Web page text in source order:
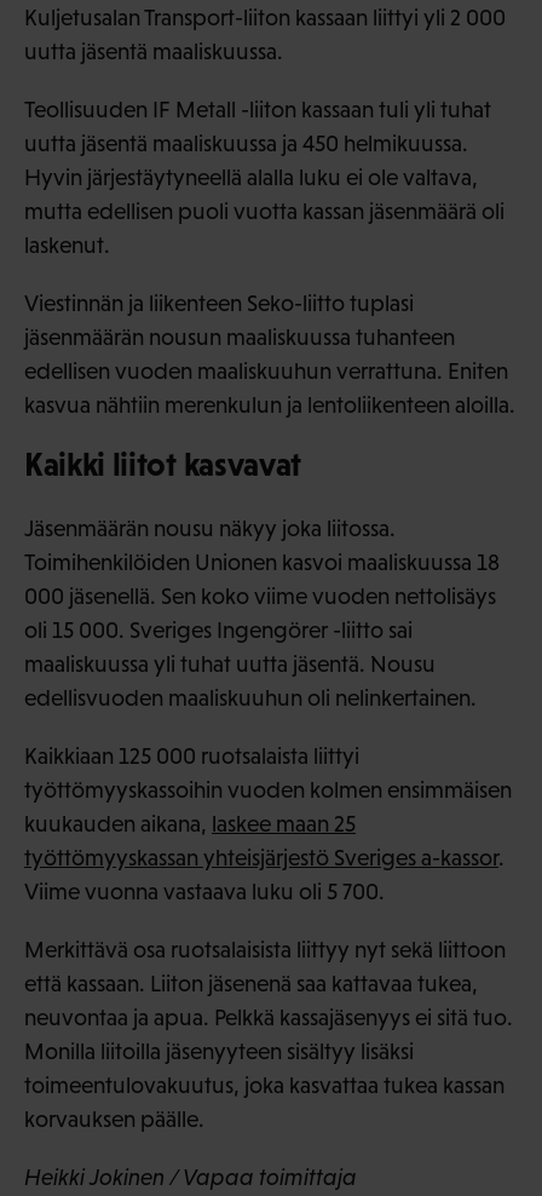
Kuljetusalan Transport-liiton kassaan liittyi yli 2 000
uutta jäsentä maaliskuussa.
Teollisuuden IF Metall -liiton kassaan tuli yli tuhat
uutta jäsentä maaliskuussa ja 450 helmikuussa.
Hyvin järjestäytyneellä alalla luku ei ole valtava,
mutta edellisen puoli vuotta kassan jäsenmäärä oli
laskenut.
Viestinnän ja liikenteen Seko-liitto tuplasi
jäsenmäärän nousun maaliskuussa tuhanteen
edellisen vuoden maaliskuuhun verrattuna. Eniten
kasvua nähtiin merenkulun ja lentoliikenteen aloilla.
Kaikki liitot kasvavat
Jäsenmäärän nousu näkyy joka liitossa.
Toimihenkilöiden Unionen kasvoi maaliskuussa 18
000 jäsenellä. Sen koko viime vuoden nettolisäys
oli 15 000. Sveriges Ingengörer -liitto sai
maaliskuussa yli tuhat uutta jäsentä. Nousu
edellisvuoden maaliskuuhun oli nelinkertainen.
Kaikkiaan 125 000 ruotsalaista liittyi
työttömyyskassoihin vuoden kolmen ensimmäisen
kuukauden aikana, laskee maan 25
työttömyyskassan yhteisjärjestö Sveriges a-kassor.
Viime vuonna vastaava luku oli 5 700.
Merkittävä osa ruotsalaisista liittyy nyt sekä liittoon
että kassaan. Liiton jäsenenä saa kattavaa tukea,
neuvontaa ja apua. Pelkkä kassajäsenyys ei sitä tuo.
Monilla liitoilla jäsenyyteen sisältyy lisäksi
toimeentulovakuutus, joka kasvattaa tukea kassan
korvauksen päälle.
Heikki Jokinen / Vapaa toimittaja